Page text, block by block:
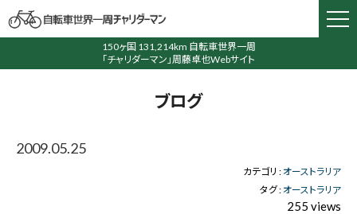
150ヶ国 131,214km 自転車世界一周
「チャリダーマン」周藤卓也Webサイト
ブログ
2009.05.25
カテゴリ : オーストラリア
タグ : オーストラリア
255 views